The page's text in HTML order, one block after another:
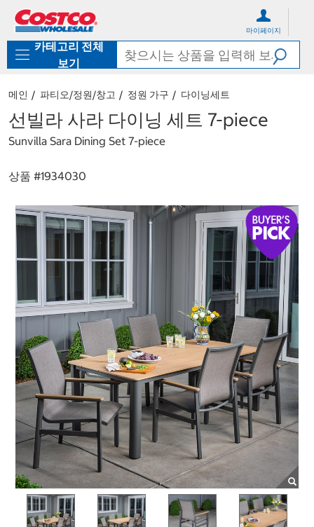
로
기
가
마이페이지
카테고리 전체
보기
메인 파티오/정원/창고 정원 가구 다이닝세트
선빌라 사라 다이닝 세트 7-piece
Sunvilla Sara Dining Set 7-piece
상품 #1934030